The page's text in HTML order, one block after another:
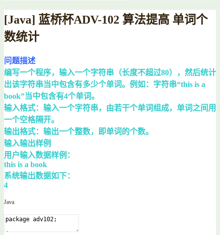
[Java] 蓝桥杯ADV-102 算法提高 单词个
数统计
问题描述
编写一个程序，输入一个字符串（长度不超过80），然后统计
出该字符串当中包含有多少个单词。例如：字符串“this is a
book”当中包含有4个单词。
输入格式：输入一个字符串，由若干个单词组成，单词之间用
一个空格隔开。
输出格式：输出一个整数，即单词的个数。
输入输出样例
用户输入数据样例：
this is a book
系统输出数据如下：
4
Java